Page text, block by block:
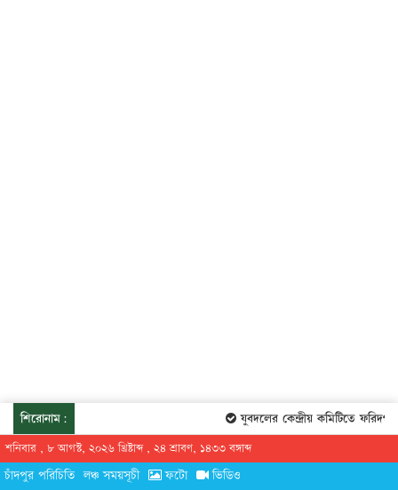
শিরোনাম: যুবদলের কেন্দ্রীয় কমিটিতে
শনিবার , ৮ আগস্ট, ২০২৬ খ্রিষ্টাব্দ , ২৪ শ্রাবণ, ১৪৩৩ বঙ্গাব্দ
চাঁদপুর পরিচিতি লঞ্চ সময়সূচী ফটো ভিডিও